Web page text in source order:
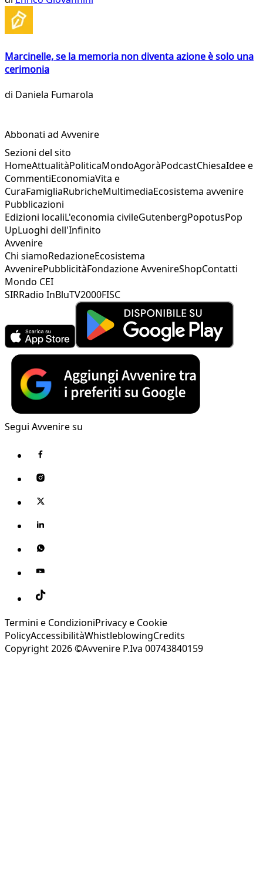
Marcinelle, se la memoria non diventa azione è solo una
cerimonia
di Daniela Fumarola
Abbonati ad Avvenire
Sezioni del sito
HomeAttualitàPoliticaMondoAgoràPodcastChiesaIdee e
CommentiEconomiaVita e
CuraFamigliaRubricheMultimediaEcosistema avvenire
Pubblicazioni
Edizioni localiL'economia civileGutenbergPopotusPop
UpLuoghi dell'Infinito
Avvenire
Chi siamoRedazioneEcosistema
AvvenirePubblicitàFondazione AvvenireShopContatti
Mondo CEI
SIRRadio InBluTV2000FISC
Segui Avvenire su
Termini e CondizioniPrivacy e Cookie
PolicyAccessibilitàWhistleblowingCredits
Copyright 2026 ©Avvenire P.Iva 00743840159